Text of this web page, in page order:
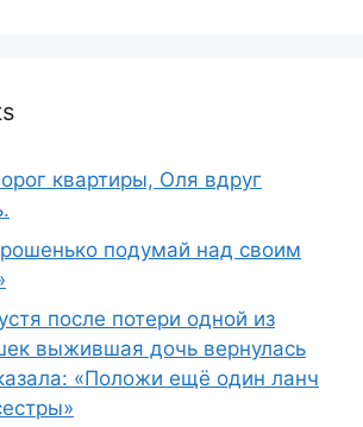
квартиры, Оля вдруг
подумай над своим
после потери одной из
выжившая дочь вернулась
«Положи ещё один ланч